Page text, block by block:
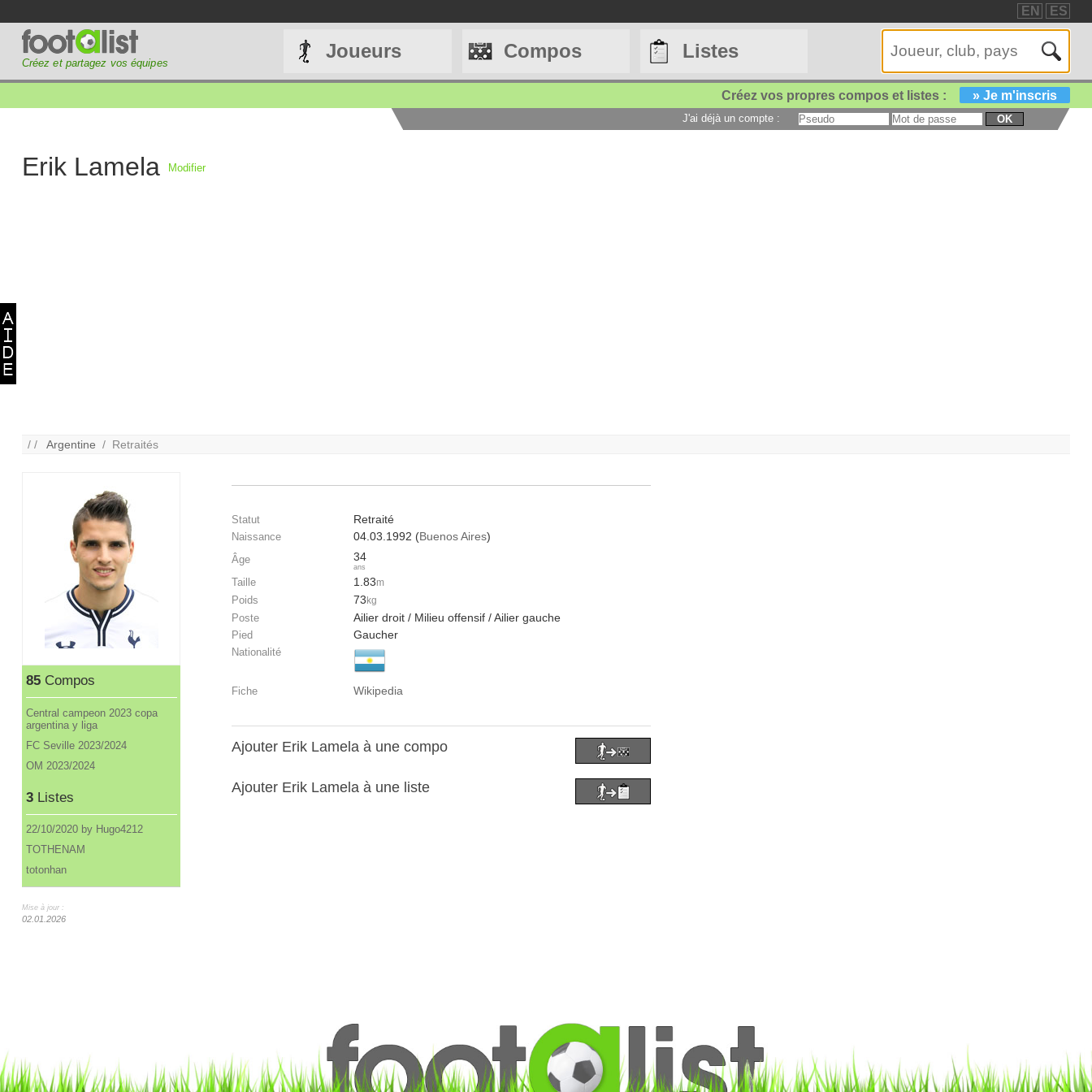
EN ES
Créez et partagez vos équipes
Joueurs Compos Listes
Créez vos propres compos et listes : » Je m'inscris
J'ai déjà un compte : OK
Erik Lamela Modifier
/ /Argentine / Retraités
85Compos
Central campeon 2023 copa
argentina y liga
FC Seville 2023/2024
OM 2023/2024
3Listes
22/10/2020 by Hugo4212
TOTHENAM
totonhan
Mise à jour :
02.01.2026
Statut Retraité
Naissance 04.03.1992 (Buenos Aires)
Âge 34
ans
Taille 1.83m
Poids 73 kg
Poste Ailier droit / Milieu offensif / Ailier gauche
Pied Gaucher
Nationalité
Fiche Wikipedia
Ajouter Erik Lamela à une compo
Ajouter Erik Lamela à une liste